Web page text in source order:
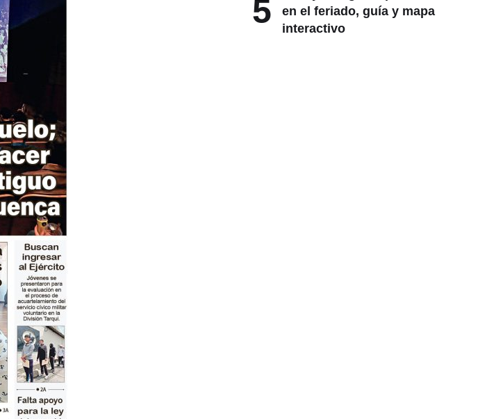
5
en el feriado, guía y mapa
interactivo